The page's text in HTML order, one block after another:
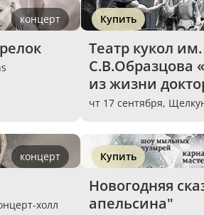
концерт Купить
Театр кукол им.
С.В.Образцова
из жизни
чт 17 сентября,
концерт
холл
Купить
Новогодняя
апельсина"